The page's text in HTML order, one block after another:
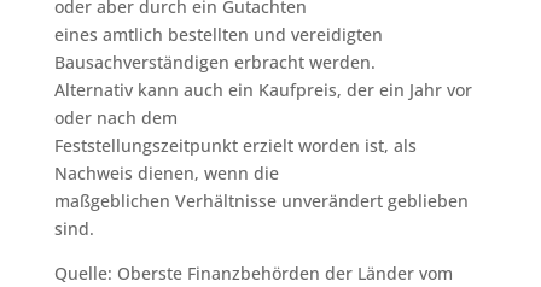
oder aber durch ein Gutachten
eines amtlich bestellten und vereidigten
Bausachverständigen erbracht werden.
Alternativ kann auch ein Kaufpreis, der ein Jahr vor
oder nach dem
Feststellungszeitpunkt erzielt worden ist, als
Nachweis dienen, wenn die
maßgeblichen Verhältnisse unverändert geblieben
sind.
Quelle: Oberste Finanzbehörden der Länder vom